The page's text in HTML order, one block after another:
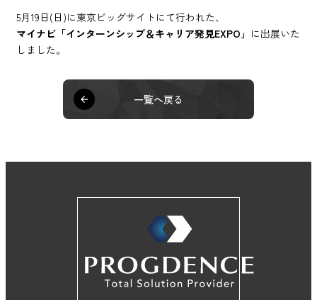
5月19日(日)に東京ビッグサイトにて行われた、
マイナビ「インターンシップ＆キャリア発見EXPO」 に出展いた
しました。
一覧へ戻る